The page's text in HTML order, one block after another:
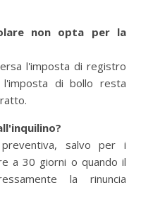
non opta per la
l'imposta di registro
di bollo resta
salvo per i
a 30 giorni o quando il
la rinuncia